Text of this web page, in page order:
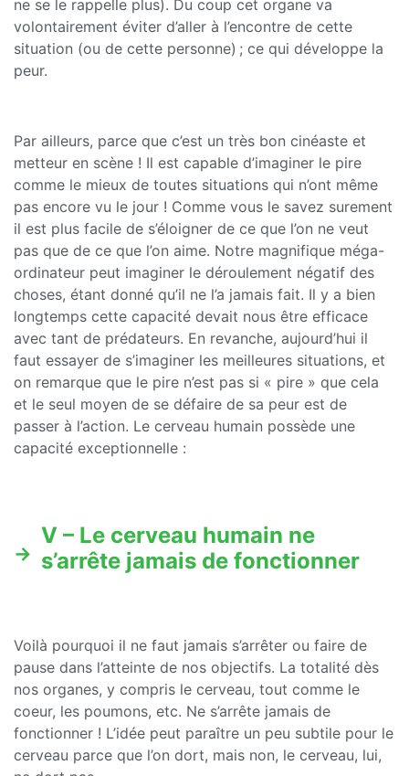
ne se le rappelle plus). Du coup cet organe va
volontairement éviter d’aller à l’encontre de cette
situation (ou de cette personne) ; ce qui développe la
peur.
Par ailleurs, parce que c’est un très bon cinéaste et
metteur en scène ! Il est capable d’imaginer le pire
comme le mieux de toutes situations qui n’ont même
pas encore vu le jour ! Comme vous le savez surement
il est plus facile de s’éloigner de ce que l’on ne veut
pas que de ce que l’on aime. Notre magnifique méga-
ordinateur peut imaginer le déroulement négatif des
choses, étant donné qu’il ne l’a jamais fait. Il y a bien
longtemps cette capacité devait nous être efficace
avec tant de prédateurs. En revanche, aujourd’hui il
faut essayer de s’imaginer les meilleures situations, et
on remarque que le pire n’est pas si « pire » que cela
et le seul moyen de se défaire de sa peur est de
passer à l’action. Le cerveau humain possède une
capacité exceptionnelle :
V – Le cerveau humain ne
s’arrête jamais de fonctionner
Voilà pourquoi il ne faut jamais s’arrêter ou faire de
pause dans l’atteinte de nos objectifs. La totalité dès
nos organes, y compris le cerveau, tout comme le
coeur, les poumons, etc. Ne s’arrête jamais de
fonctionner ! L’idée peut paraître un peu subtile pour le
cerveau parce que l’on dort, mais non, le cerveau, lui,